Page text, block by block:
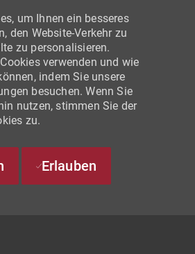
um Ihnen ein besseres
den Website-Verkehr zu
zu personalisieren.
verwenden und wie
indem Sie unsere
besuchen. Wenn Sie
nutzen, stimmen Sie der
zu.
Erlauben